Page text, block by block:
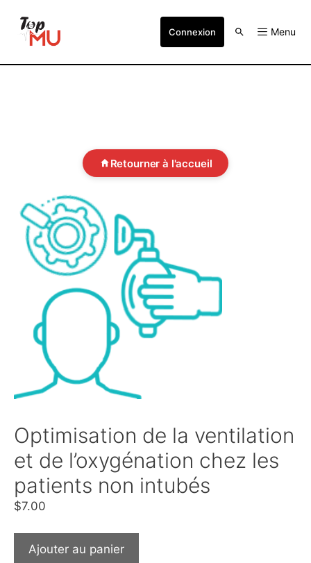
Connexion Menu
Retourner à l'accueil
Optimisation de la ventilation
et de l’oxygénation chez les
patients non intubés
$7.00
Ajouter au panier